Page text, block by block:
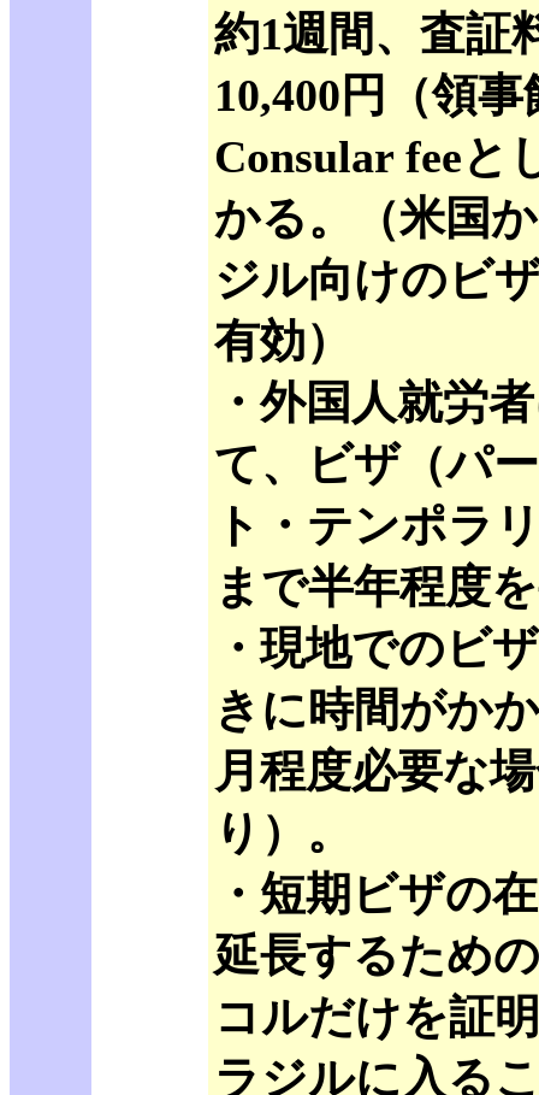
約1週間、査証
10,400円（領
Consular feeと
かる。（米国
ジル向けのビ
有効）
・外国人就労
て、ビザ（パ
ト・テンポラ
まで半年程度
・現地でのビ
きに時間がか
月程度必要な
り）。
・短期ビザの
延長するため
コルだけを証
ラジルに入る